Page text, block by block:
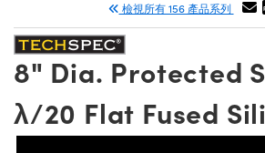
| 偏振光學元件
| 超快光學
Assemblies | 雷射光學元件組装
and Breadboards | 光學平臺和
| 電動平臺
| Nikon 物鏡
| ZEISS 物鏡
Objectives
| 雷射防護
| 雷射用光機模組
Magnification Lenses
Objectives | 顯微鏡物鏡
Cameras | Teledyne Dalsa 相
Cameras | Allied Vision 相機
| 其他光源
Level Test Targets | 色卡測試板
| USAF 測試版
測器
| 光度計
| 光學膠
Products | Acktar 黑色吸光
| 暗室器材
Imaging
Imaging
Lenses | 清倉顯微鏡
| 清倉相機
| 重新認證雷射
| 重新認證顯微鏡
檢視所有 156 產品系列
8" Dia. Protected
λ/20 Flat Fused